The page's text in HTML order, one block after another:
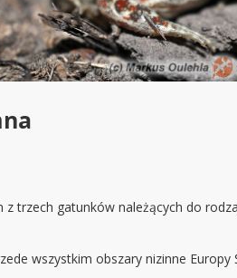
z trzech gatunków należących do
wszystkim obszary nizinne Europy